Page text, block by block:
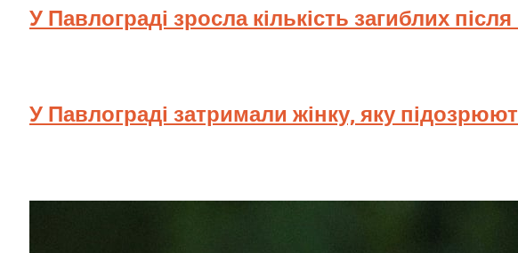
У Павлограді зросла кількість загиблих
У Павлограді затримали жінку, яку